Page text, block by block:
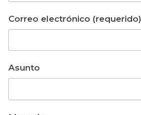
Correo electrónico (requerido)
Asunto